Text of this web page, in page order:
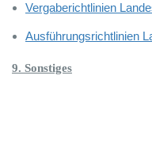
Vergaberichtlinien
Ausführungsrichtlinien
9. Sonstiges